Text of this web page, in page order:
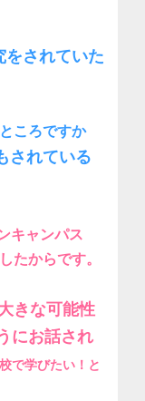
をされていた
ころですか
されている
キャンパス
たからです。
きな可能性
にお話され
で学びたい！と